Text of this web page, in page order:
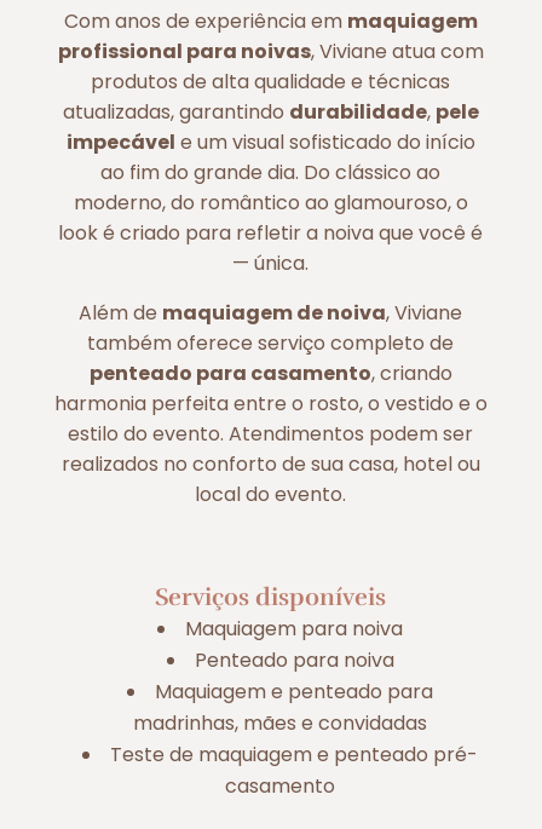
Com anos de experiência em maquiagem
profissional para noivas, Viviane atua com
produtos de alta qualidade e técnicas
atualizadas, garantindo durabilidade, pele
impecável e um visual sofisticado do início
ao fim do grande dia. Do clássico ao
moderno, do romântico ao glamouroso, o
look é criado para refletir a noiva que você é
— única.
Além de maquiagem de noiva, Viviane
também oferece serviço completo de
penteado para casamento, criando
harmonia perfeita entre o rosto, o vestido e o
estilo do evento. Atendimentos podem ser
realizados no conforto de sua casa, hotel ou
local do evento.
Serviços disponíveis
Maquiagem para noiva
Penteado para noiva
Maquiagem e penteado para
madrinhas, mães e convidadas
Teste de maquiagem e penteado pré-
casamento